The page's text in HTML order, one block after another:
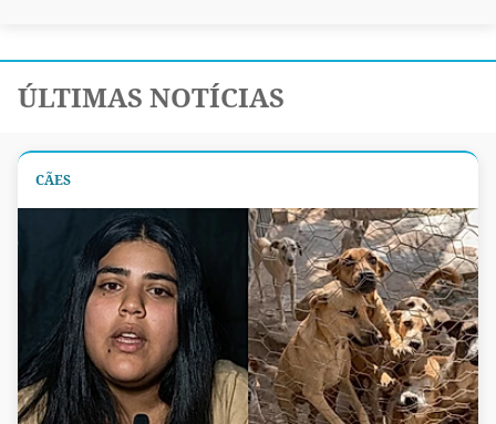
ÚLTIMAS NOTÍCIAS
CÃES